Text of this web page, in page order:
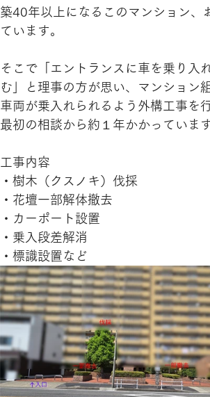
築40年以上になるこのマンション、
ています。
そこで「エントランスに車を乗り入
む」と理事の方が思い、マンション
車両が乗入れられるよう外構工事を
最初の相談から約１年かかっています
工事内容
・樹木（クスノキ）伐採
・花壇一部解体撤去
・カーポート設置
・乗入段差解消
・標識設置など